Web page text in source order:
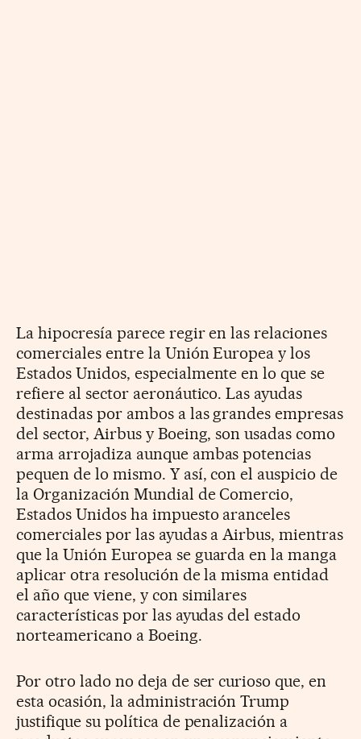
La hipocresía parece regir en las relaciones
comerciales entre la Unión Europea y los
Estados Unidos, especialmente en lo que se
refiere al sector aeronáutico. Las ayudas
destinadas por ambos a las grandes empresas
del sector, Airbus y Boeing, son usadas como
arma arrojadiza aunque ambas potencias
pequen de lo mismo. Y así, con el auspicio de
la Organización Mundial de Comercio,
Estados Unidos ha impuesto aranceles
comerciales por las ayudas a Airbus, mientras
que la Unión Europea se guarda en la manga
aplicar otra resolución de la misma entidad
el año que viene, y con similares
características por las ayudas del estado
norteamericano a Boeing.
Por otro lado no deja de ser curioso que, en
esta ocasión, la administración Trump
justifique su política de penalización a